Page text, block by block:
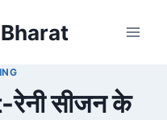
सीजन के